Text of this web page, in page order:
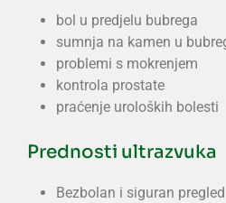
bol u predjelu bubrega
sumnja na kamen u
problemi s mokrenjem
kontrola prostate
praćenje uroloških bolesti
Prednosti ultrazvuka
Bezbolan i siguran pregled